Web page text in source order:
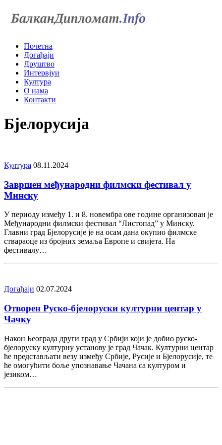
Почетна
Догађаjи
Друштво
Интервjуи
Култура
О нама
Контакти
Бјелорусија
Култура 08.11.2024
Завршен међународни филмски фестивал у
Минску
У периоду између 1. и 8. новембра ове године организован је
Међународни филмски фестивал “Листопад” у Минску.
Главни град Бјелорусије је на осам дана окупио филмске
ствараоце из бројних земаља Европе и свијета. На
фестивалу…
Догађаjи 02.07.2024
Отворен Руско-бјелоруски културни центар у
Чачку
Након Београда други град у Србији који је добио руско-
бјелоруску културну установу је град Чачак. Културни центар
ће представљати везу између Србије, Русије и Бјелорусије, те
ће омогућити боље упознавање Чачана са културом и
језиком…